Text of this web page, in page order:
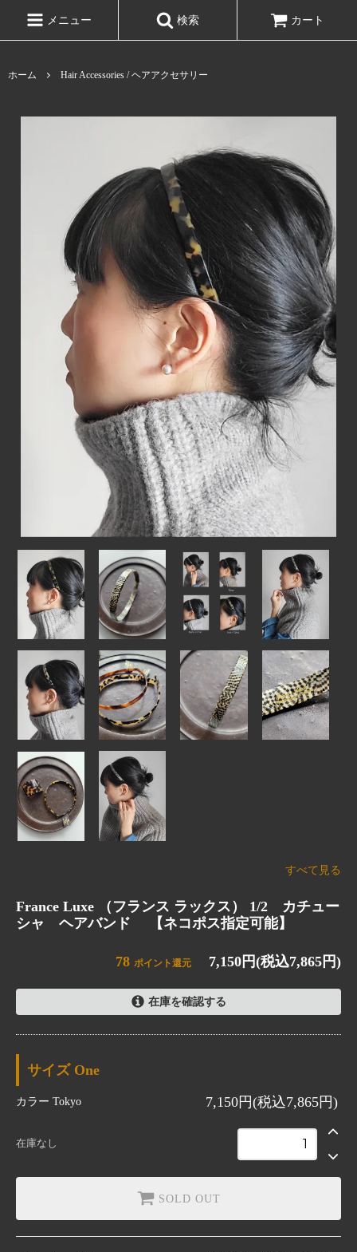
メニュー 検索 カート
ホーム Hair Accessories / ヘアアクセサリー
すべて見る
France Luxe （フランス ラックス） 1/2 カチュー
シャ ヘアバンド 【ネコポス指定可能】
78 ポイント還元 7,150円(税込7,865円)
在庫を確認する
SOLD OUT
サイズ One
カラー Tokyo 7,150円(税込7,865円)
在庫なし
SOLD OUT